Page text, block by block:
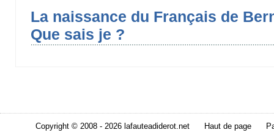
La naissance du Français de
Que sais je ?
Copyright © 2008 - 2026 lafauteadiderot.net Haut de page